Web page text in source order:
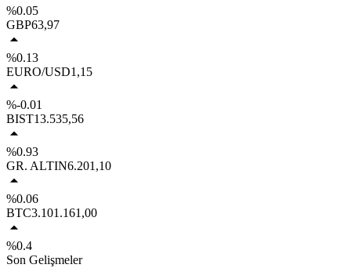
%0.05
GBP63,97
%0.13
EURO/USD1,15
%-0.01
BIST13.535,56
%0.93
GR. ALTIN6.201,10
%0.06
BTC3.101.161,00
%0.4
Son Gelişmeler